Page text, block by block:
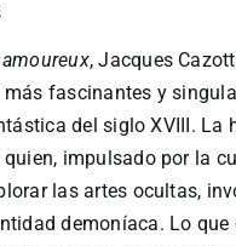
, Jacques
fascinantes y
del siglo XVIII. La
quien, impulsado por la
las artes ocultas,
demoníaca. Lo